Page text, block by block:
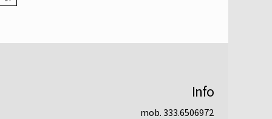
Info
mob. 333.6506972